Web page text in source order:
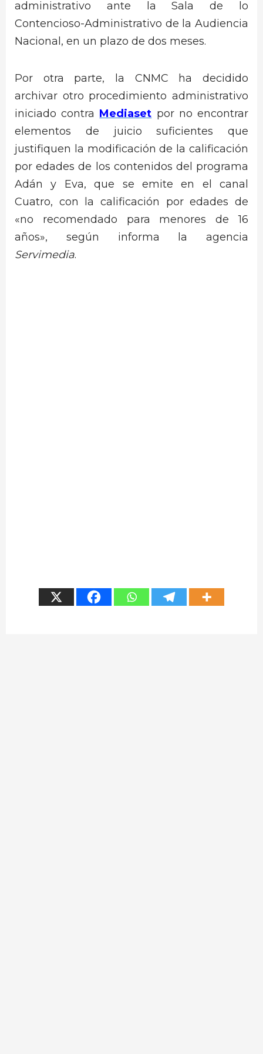
administrativo ante la Sala de lo
Contencioso-Administrativo de la Audiencia
Nacional, en un plazo de dos meses.
Por otra parte, la CNMC ha decidido
archivar otro procedimiento administrativo
iniciado contra Mediaset por no encontrar
elementos de juicio suficientes que
justifiquen la modificación de la calificación
por edades de los contenidos del programa
Adán y Eva, que se emite en el canal
Cuatro, con la calificación por edades de
«no recomendado para menores de 16
años», según informa la agencia
Servimedia.